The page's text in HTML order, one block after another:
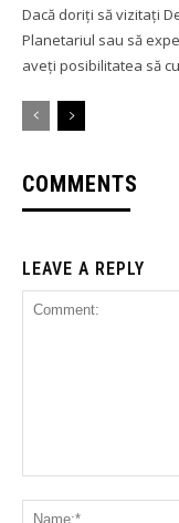
Dacă doriți să vizitați
Planetariul sau să
aveți posibilitatea să
COMMENTS
LEAVE A REPLY